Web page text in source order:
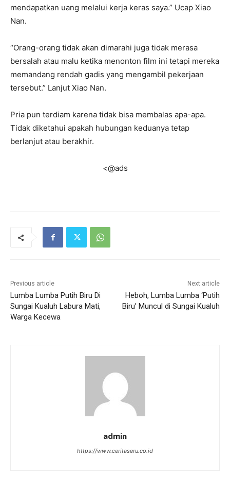
mendapatkan uang melalui kerja keras saya.” Ucap Xiao
Nan.
“Orang-orang tidak akan dimarahi juga tidak merasa
bersalah atau malu ketika menonton film ini tetapi mereka
memandang rendah gadis yang mengambil pekerjaan
tersebut.” Lanjut Xiao Nan.
Pria pun terdiam karena tidak bisa membalas apa-apa.
Tidak diketahui apakah hubungan keduanya tetap
berlanjut atau berakhir.
<@ads
Previous article
Lumba Lumba Putih Biru Di
Sungai Kualuh Labura Mati,
Warga Kecewa
Next article
Heboh, Lumba Lumba ‘Putih
Biru’ Muncul di Sungai Kualuh
admin
https://www.ceritaseru.co.id